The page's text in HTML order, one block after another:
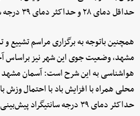
حداقل دمای ۲۸ و حداکثر دمای ۳۹ درجه سانتیگراد پیش‌بینی می‌شود.
همچنین باتوجه به برگزاری مراسم تشییع
مشهد، وضعیت جوی این شهر نیز براساس
حداکثر دمای ۳۹ درجه سانتیگراد پیش‌بینی شده است.